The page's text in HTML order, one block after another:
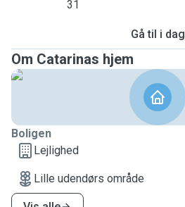
31
Gå til i dag
Om Catarinas hjem
Boligen
Lejlighed
Lille udendørs område